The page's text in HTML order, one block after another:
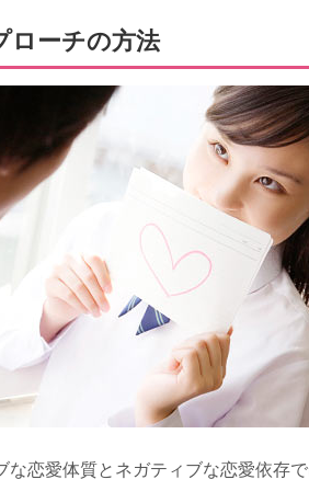
ローチの方法
恋愛体質とネガティブな恋愛依存